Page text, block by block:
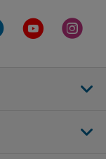
de Allianz
page Twitter de
sur la page
Aller sur la
Aller